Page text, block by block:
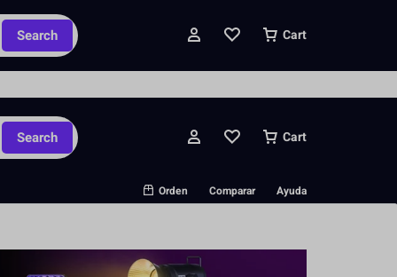
y pedidos personalizados.
Search Cart
Orden Comparar Ayuda
Search Cart